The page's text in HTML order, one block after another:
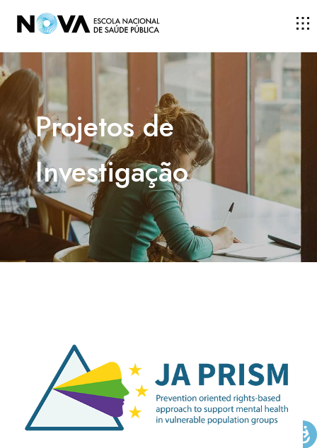
ESCOLA
ENSINO
INVESTIGAÇÃO
DOCENTES E INVESTIGADORES
CENTROS COLABORADORES OMS
Projetos de
Investigação